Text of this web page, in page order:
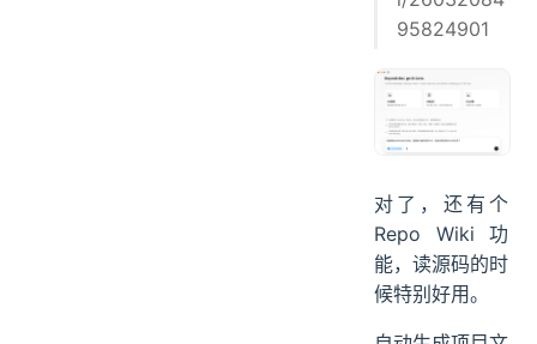
95824901
对了，还有个
Repo Wiki 功
能，读源码的时
候特别好用。